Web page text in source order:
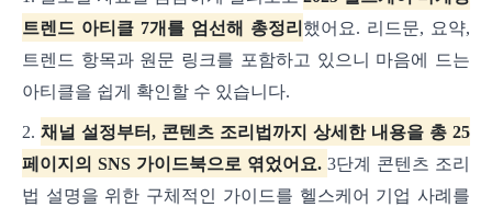
트렌드 아티클 7개를 엄선해 총정리 했어요. 리드문, 요약,
트렌드 항목과 원문 링크를 포함하고 있으니 마음에 드는
아티클을 쉽게 확인할 수 있습니다.
2. 채널 설정부터, 콘텐츠 조리법까지 상세한 내용을 총 25
페이지의 SNS 가이드북으로 엮었어요. 3단계 콘텐츠 조리
법 설명을 위한 구체적인 가이드를 헬스케어 기업 사례를